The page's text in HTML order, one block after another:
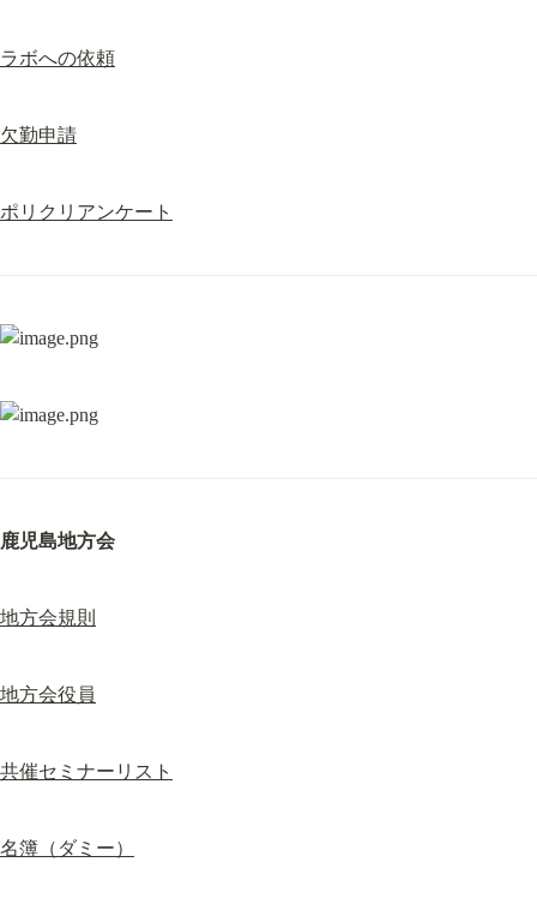
ラボへの依頼
欠勤申請
ポリクリアンケート
鹿児島地方会
地方会規則
地方会役員
共催セミナーリスト
名簿（ダミー）